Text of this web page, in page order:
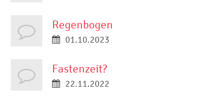
Regenbogen
01.10.2023
Fastenzeit?
22.11.2022